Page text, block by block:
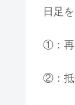
日足
①：再
②：抵